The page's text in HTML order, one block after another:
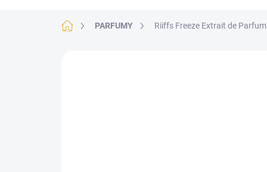
Domů PARFUMY Riiffs Freeze Extrait de